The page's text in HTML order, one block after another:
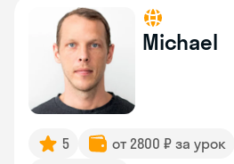
Michael
5 от 2800 ₽ за урок